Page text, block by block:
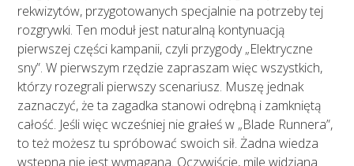
rekwizytów, przygotowanych specjalnie na potrzeby tej
rozgrywki. Ten moduł jest naturalną kontynuacją
pierwszej części kampanii, czyli przygody „Elektryczne
sny”. W pierwszym rzędzie zapraszam więc wszystkich,
którzy rozegrali pierwszy scenariusz. Muszę jednak
zaznaczyć, że ta zagadka stanowi odrębną i zamkniętą
całość. Jeśli więc wcześniej nie grałeś w „Blade Runnera”,
to też możesz tu spróbować swoich sił. Żadna wiedza
wstępna nie jest wymagana. Oczywiście, mile widziana